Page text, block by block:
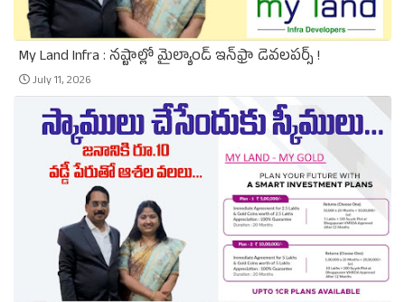
My Land Infra : నష్టాల్లో మైల్యాండ్ ఇన్‌ఫ్రా డెవలపర్స్ !
July 11, 2026